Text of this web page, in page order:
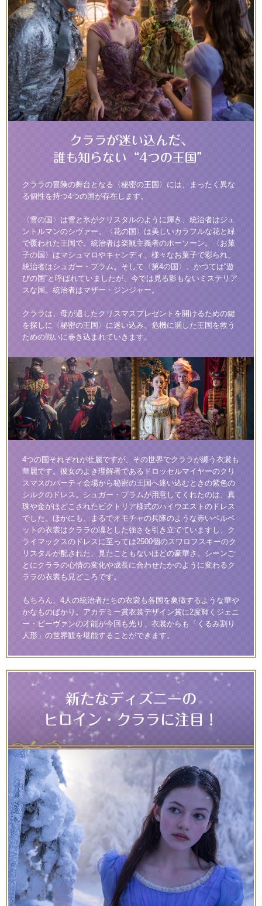
クララの冒険の舞台となる〈秘密の王国〉には、まったく異な
る個性を持つ4つの国が存在します。
〈雪の国〉は雪と氷がクリスタルのように輝き、統治者はジェ
ントルマンのシヴァー。〈花の国〉は美しいカラフルな花と緑
で覆われた王国で、統治者は楽観主義者のホーソーン。〈お菓
子の国〉はマシュマロやキャンディ、様々なお菓子で彩られ、
統治者はシュガー・プラム。そして〈第4の国〉。かつては“遊
びの国”と呼ばれていましたが、今では見る影もないミステリア
スな国。統治者はマザー・ジンジャー。
クララは、母が遺したクリスマスプレゼントを開けるための鍵
を探しに〈秘密の王国〉に迷い込み、危機に瀕した王国を救う
ための戦いに巻き込まれていきます。
4つの国それぞれが壮麗ですが、その世界でクララが纏う衣裳も
華麗です。彼女のよき理解者であるドロッセルマイヤーのクリ
スマスのパーティ会場から秘密の王国へ迷い込むときの紫色の
シルクのドレス。シュガー・プラムが用意してくれたのは、真
珠や金がほどこされたビクトリア様式のハイウエストのドレス
でした。ほかにも、まるでオモチャの兵隊のような赤いベルベ
ットの衣裳はクララの凜とした強さを引き立てていますし、ク
ライマックスのドレスに至っては2500個のスワロフスキーのク
リスタルが配された、見たこともないほどの豪華さ。シーンご
とにクララの心情の変化や成長に合わせたかのように変わるク
ララの衣裳も見どころです。
もちろん、4人の統治者たちの衣裳も各国を象徴するような華や
かなものばかり。アカデミー賞衣裳デザイン賞に2度輝くジェニ
ー・ビーヴァンの才能が今回も光り、衣裳からも「くるみ割り
人形」の世界観を堪能することができます。